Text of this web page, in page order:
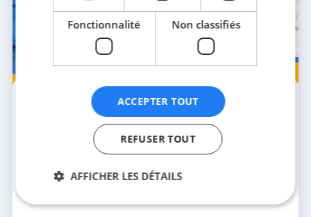
8 AVR. 2026
Hospitalisation à domicile : comment ça
fonctionne ?
L’hospitalisation à domicile (HAD) constitue une
alternative sûre à un séjour en établissement
médicaux...
Fonctionnalité Non classifiés
ACCEPTER TOUT
REFUSER TOUT
AFFICHER LES DÉTAILS